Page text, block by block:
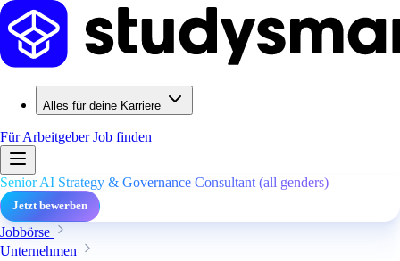
Alles für deine Karriere
Für ArbeitgeberJob finden
Senior AI Strategy & Governance Consultant (all genders)
Jetzt bewerben
Jobbörse
Unternehmen